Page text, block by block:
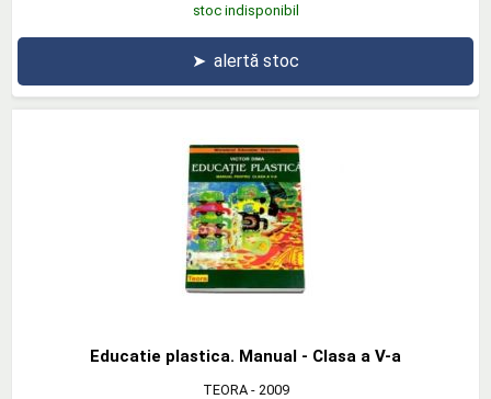
stoc indisponibil
➤ alertă stoc
Educatie plastica. Manual - Clasa a V-a
TEORA- 2009